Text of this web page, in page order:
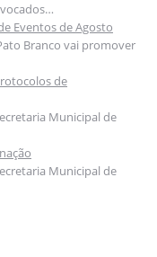
Eventos de Agosto
Branco vai promover
de
Municipal de
Municipal de